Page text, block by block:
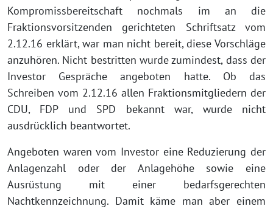
Kompromissbereitschaft nochmals im an die
Fraktionsvorsitzenden gerichteten Schriftsatz vom
2.12.16 erklärt, war man nicht bereit, diese Vorschläge
anzuhören. Nicht bestritten wurde zumindest, dass der
Investor Gespräche angeboten hatte. Ob das
Schreiben vom 2.12.16 allen Fraktionsmitgliedern der
CDU, FDP und SPD bekannt war, wurde nicht
ausdrücklich beantwortet.
Angeboten waren vom Investor eine Reduzierung der
Anlagenzahl oder der Anlagehöhe sowie eine
Ausrüstung mit einer bedarfsgerechten
Nachtkennzeichnung. Damit käme man aber einem